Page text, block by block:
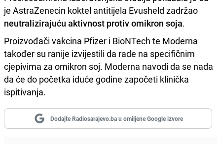
je AstraZenecin koktel antitijela Evusheld zadržao
neutralizirajuću aktivnost protiv omikron soja.
Proizvođači vakcina Pfizer i BioNTech te Moderna
također su ranije izvijestili da rade na specifičnim
cjepivima za omikron soj. Moderna navodi da se nada
da će do početka iduće godine započeti klinička
ispitivanja.
Dodajte Radiosarajevo.ba u omiljene Google izvore